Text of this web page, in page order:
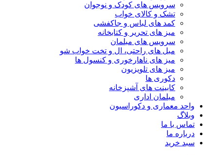
سرویس های کودک و نوجوان
تشک و کالای خواب
کمد های لباس و جاکفشی
میز های تحریر و کتابخانه
سرویس های مبلمان
مبل های راحتی، ال و تخت خواب شو
میز های ناهارخوری و کنسول ها
میز های تلویزیون
دکوری ها
کابینت های آشپزخانه
مبلمان اداری
واحد معماری و دکوراسیون
وبلاگ
تماس با ما
درباره ما
سبد خرید